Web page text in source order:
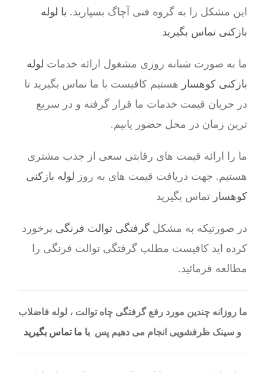
این مشکل را به گروه فنی آچاگ بسپارید. با لوله
بازکنی تماس بگیرید
ما به صورت شبانه روزی مشغول ارائه خدمات لوله
بازکنی کوهسار هستیم کافیست با ما تماس بگیرید تا
در جریان قیمت خدمات ما قرار گرفته و در سریع
ترین زمان در محل حضور یابیم.
ما را ارائه قیمت های رقابتی سعی از جذب مشتری
هستیم. جهت دریافت قیمت های به روز لوله بازکنی
کوهسار تماس بگیرید
در صورتیکه به مشکل گرفتگی توالت فرنگی برخورد
کرده اید کافیست مطلب گرفتگی توالت فرنگی را
مطالعه فرمائید.
ما روزانه چندین مورد رفع گرفتگی چاه توالت ، لوله فاضلاب
و سینک ظرفشویی انجام می دهیم پس با ما تماس بگیرید